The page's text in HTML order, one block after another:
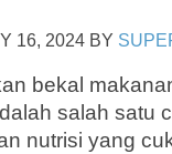
16, 2024 BY
bekal
salah satu
nutrisi yang